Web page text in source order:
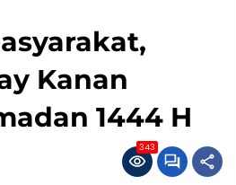
Kanan
1444 H
343